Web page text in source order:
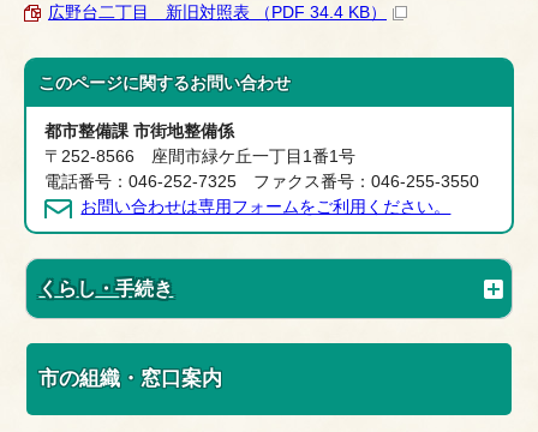
広野台二丁目 新旧対照表 （PDF 34.4 KB）
このページに関するお問い合わせ
都市整備課 市街地整備係
〒252-8566 座間市緑ケ丘一丁目1番1号
電話番号：046-252-7325 ファクス番号：046-255-3550
お問い合わせは専用フォームをご利用ください。
くらし・手続き
市の組織・窓口案内